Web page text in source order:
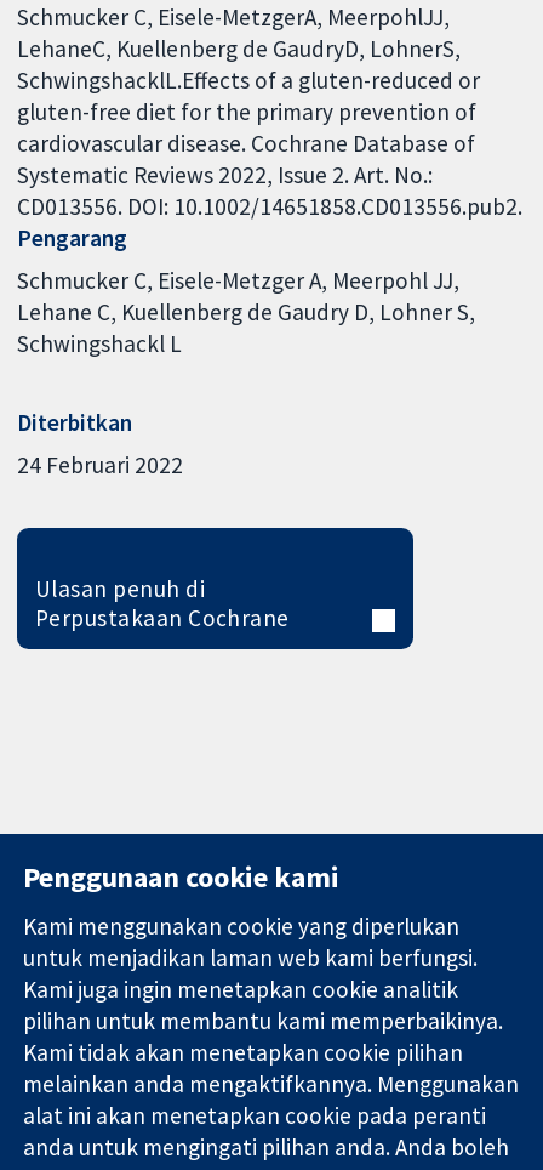
Schmucker C, Eisele-MetzgerA, MeerpohlJJ,
LehaneC, Kuellenberg de GaudryD, LohnerS,
SchwingshacklL.Effects of a gluten-reduced or
gluten-free diet for the primary prevention of
cardiovascular disease. Cochrane Database of
Systematic Reviews 2022, Issue 2. Art. No.:
CD013556. DOI: 10.1002/14651858.CD013556.pub2.
Pengarang
Schmucker C Eisele-Metzger A Meerpohl JJ
Lehane C Kuellenberg de Gaudry D Lohner S
Schwingshackl L
Diterbitkan
24 Februari 2022
Ulasan penuh di
Perpustakaan Cochrane
Bukti yang
dipercayai.
keputusan
termaklum
Kesihatan yang
lebih baik
11-13 Cavendish
Square
London
W1G 0AN
United Kingdom
Hubungi kita
Berita
Pejabat
akhbar
Perihal Kami
Pekerjaan
Cochrane
Library
Penggunaan cookie kami
Kami menggunakan cookie yang diperlukan
untuk menjadikan laman web kami berfungsi.
Kami juga ingin menetapkan cookie analitik
pilihan untuk membantu kami memperbaikinya.
Kami tidak akan menetapkan cookie pilihan
melainkan anda mengaktifkannya. Menggunakan
alat ini akan menetapkan cookie pada peranti
anda untuk mengingati pilihan anda. Anda boleh